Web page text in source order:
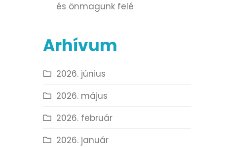
és önmagunk felé
Arhívum
2026. június
2026. május
2026. február
2026. január